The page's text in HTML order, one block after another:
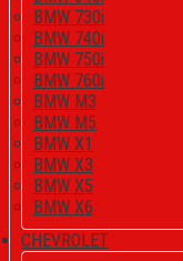
BMW 730i
BMW 740i
BMW 750i
BMW 760i
BMW M3
BMW M5
BMW X1
BMW X3
BMW X5
BMW X6
CHEVROLET